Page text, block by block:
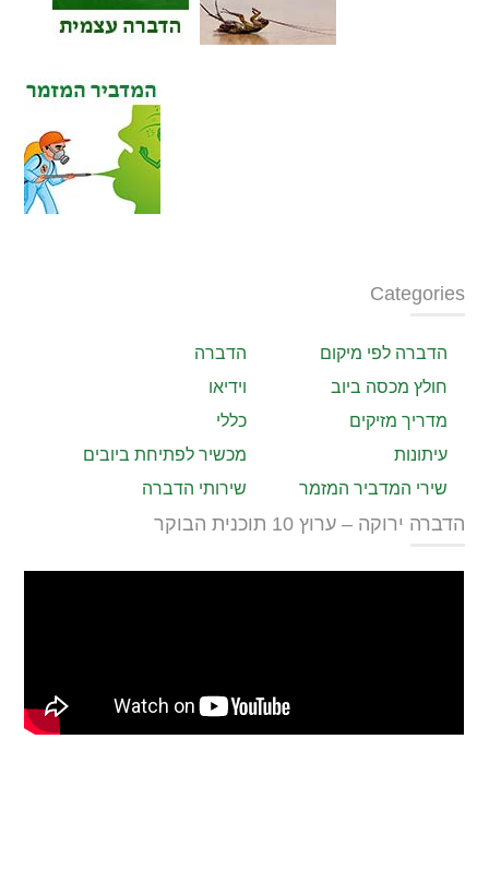
Categories
הדברה
הדברה לפי מיקום
וידיאו
חולץ מכסה ביוב
כללי
מדריך מזיקים
מכשיר לפתיחת ביובים
עיתונות
שירותי הדברה
שירי המדביר המזמר
הדברה ירוקה – ערוץ 10 תוכנית הבוקר